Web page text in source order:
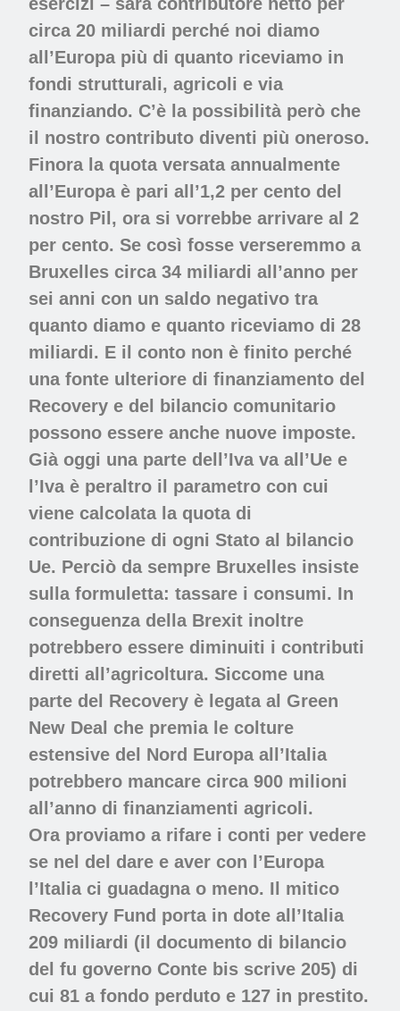
circa 20 miliardi perché noi diamo
all’Europa più di quanto riceviamo in
fondi strutturali, agricoli e via
finanziando. C’è la possibilità però che
il nostro contributo diventi più oneroso.
Finora la quota versata annualmente
all’Europa è pari all’1,2 per cento del
nostro Pil, ora si vorrebbe arrivare al 2
per cento. Se così fosse verseremmo a
Bruxelles circa 34 miliardi all’anno per
sei anni con un saldo negativo tra
quanto diamo e quanto riceviamo di 28
miliardi. E il conto non è finito perché
una fonte ulteriore di finanziamento del
Recovery e del bilancio comunitario
possono essere anche nuove imposte.
Già oggi una parte dell’Iva va all’Ue e
l’Iva è peraltro il parametro con cui
viene calcolata la quota di
contribuzione di ogni Stato al bilancio
Ue. Perciò da sempre Bruxelles insiste
sulla formuletta: tassare i consumi. In
conseguenza della Brexit inoltre
potrebbero essere diminuiti i contributi
diretti all’agricoltura. Siccome una
parte del Recovery è legata al Green
New Deal che premia le colture
estensive del Nord Europa all’Italia
potrebbero mancare circa 900 milioni
all’anno di finanziamenti agricoli.
Ora proviamo a rifare i conti per vedere
se nel del dare e aver con l’Europa
l’Italia ci guadagna o meno. Il mitico
Recovery Fund porta in dote all’Italia
209 miliardi (il documento di bilancio
del fu governo Conte bis scrive 205) di
cui 81 a fondo perduto e 127 in prestito.